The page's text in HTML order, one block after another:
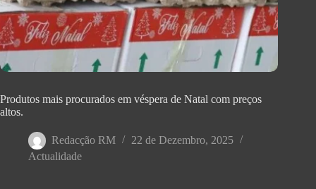
Produtos mais procurados em véspera de Natal com preços
altos.
Redacção RM
22 de Dezembro, 2025
Actualidade